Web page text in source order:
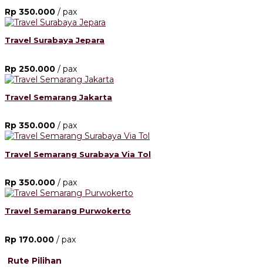
Rp 350.000 / pax
Travel Surabaya Jepara
Rp 250.000 / pax
Travel Semarang Jakarta
Rp 350.000 / pax
Travel Semarang Surabaya Via Tol
Rp 350.000 / pax
Travel Semarang Purwokerto
Rp 170.000 / pax
Rute Pilihan